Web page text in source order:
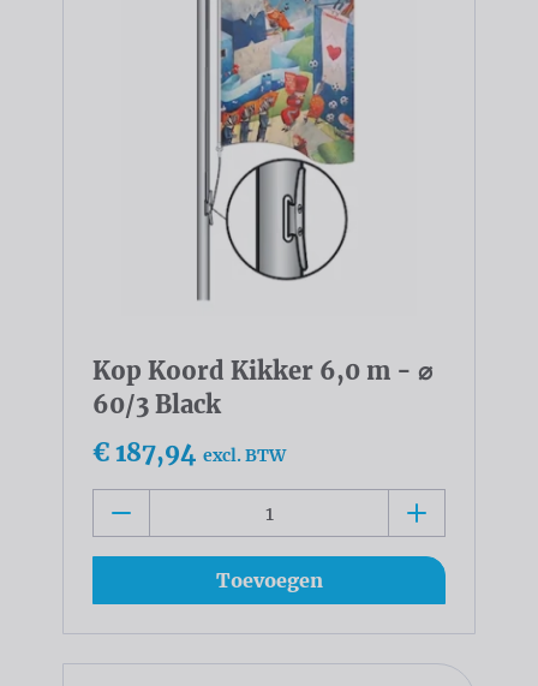
Kop Koord Kikker 6,0 m - ⌀
60/3 Black
€ 187,94 excl. BTW
Toevoegen